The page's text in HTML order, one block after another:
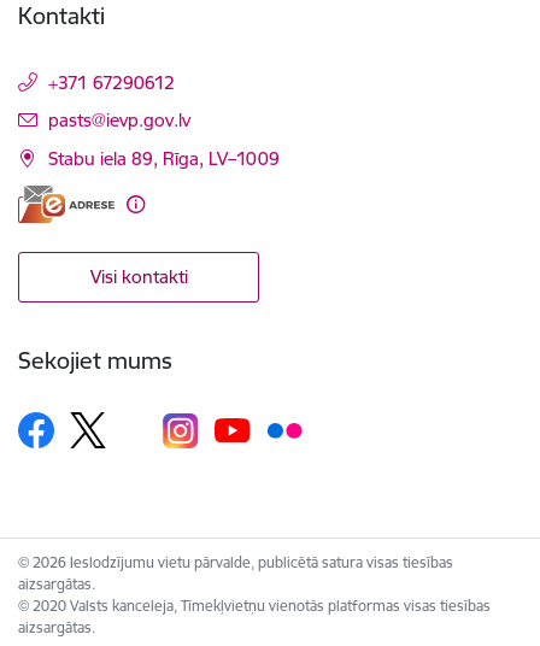
Kontakti
+371 67290612
E-pasts:
pasts@ievp.gov.lv
Stabu iela 89, Rīga, LV–1009
Visi kontakti
Sekojiet mums
© 2026 Ieslodzījumu vietu pārvalde, publicētā satura visas tiesības
aizsargātas.
© 2020 Valsts kanceleja, Tīmekļvietņu vienotās platformas visas tiesības
aizsargātas.